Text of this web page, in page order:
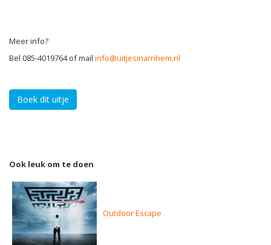
Meer info?
Bel 085-4019764 of mail info@uitjesinarnhem.nl
Boek dit uitje
Ook leuk om te doen
Outdoor Escape